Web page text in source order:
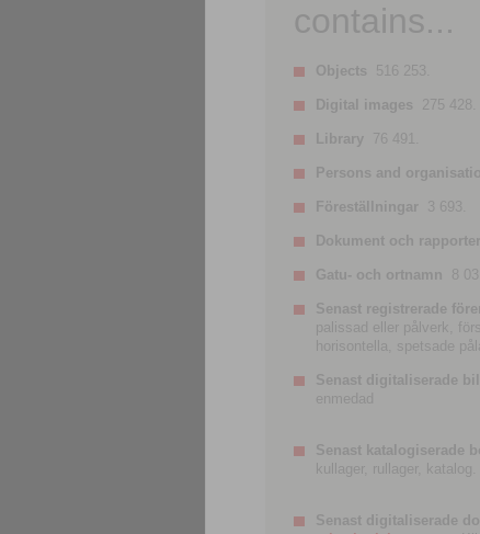
contains...
Objects 516 253.
Digital images 275 428.
Library 76 491.
Persons and
Föreställningar 3 693.
Dokument och rapporter
Gatu- och ortnamn 8
Senast registrerade
palissad eller pålverk,
horisontella, spetsade
Senast digitaliserade
enmedad
Senast katalogiserade
kullager, rullager,
Senast digitaliserade